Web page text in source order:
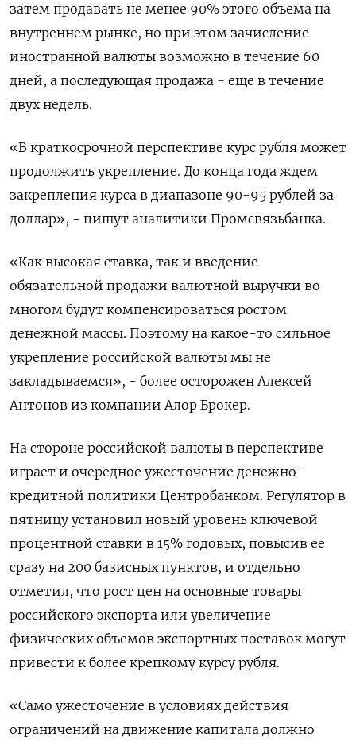
затем продавать не менее 90% этого объема на
внутреннем рынке, но при этом зачисление
иностранной валюты возможно в течение 60
дней, а последующая продажа - еще в течение
двух недель.
«В краткосрочной перспективе курс рубля может
продолжить укрепление. До конца года ждем
закрепления курса в диапазоне 90-95 рублей за
доллар», - пишут аналитики Промсвязьбанка.
«Как высокая ставка, так и введение
обязательной продажи валютной выручки во
многом будут компенсироваться ростом
денежной массы. Поэтому на какое-то сильное
укрепление российской валюты мы не
закладываемся», - более осторожен Алексей
Антонов из компании Алор Брокер.
На стороне российской валюты в перспективе
играет и очередное ужесточение денежно-
кредитной политики Центробанком. Регулятор в
пятницу установил новый уровень ключевой
процентной ставки в 15% годовых, повысив ее
сразу на 200 базисных пунктов, и отдельно
отметил, что рост цен на основные товары
российского экспорта или увеличение
физических объемов экспортных поставок могут
привести к более крепкому курсу рубля.
«Само ужесточение в условиях действия
ограничений на движение капитала должно